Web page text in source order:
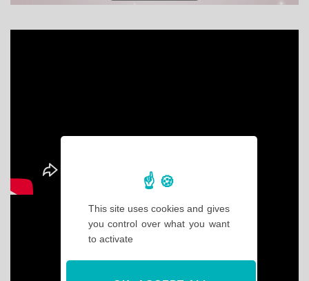
This site uses cookies and gives
you control over what you want
to activate